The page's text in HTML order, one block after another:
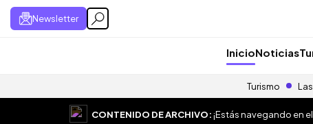
Newsletter
InicioNoticias
Turismo
CONTENIDO DE ARCHIVO:¡Estás navegando en